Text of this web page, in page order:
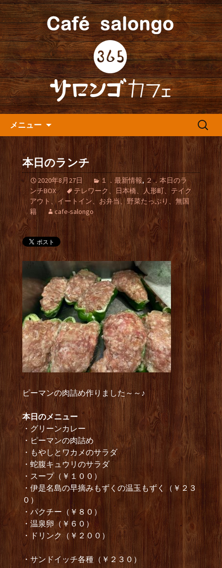
人形町の『365(サロンゴ)カフ
ェ』よりお知らせ
人形町の音楽カフェ『365カフェ』より
最新情報をお届けします。
メニュー
検
本日のランチ
2020年8月27日 １．最新情報, ２．本日のラ
ンチBOX
テレワーク、日本橋、人形町、テイク
アウト、イートイン、お弁当、野菜たっぷり、無国
籍
cafe-salongo
ピーマンの肉詰め作りました～～♪
本日のメニュー
・グリーンカレー
・ピーマンの肉詰め
・もやしとワカメのサラダ
・蛇腹キュウリのサラダ
・スープ（￥１００）
・伊是名島の早摘みもずくの温玉もずく（￥２３
０）
・パクチー（￥８０）
・温泉卵（￥６０）
・ドリンク（￥２００）
・サンドイッチ各種（￥２３０）